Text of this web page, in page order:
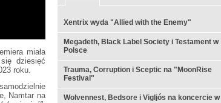
miała
dziesięć
roku.
Namtar na
Xentrix wyda "Allied with the Enemy"
Megadeth, Black Label Society i Testament w
Polsce
Trauma, Corruption i Sceptic na "MoonRise
Festival"
Wolvennest, Bedsore i Vigljós na koncercie w